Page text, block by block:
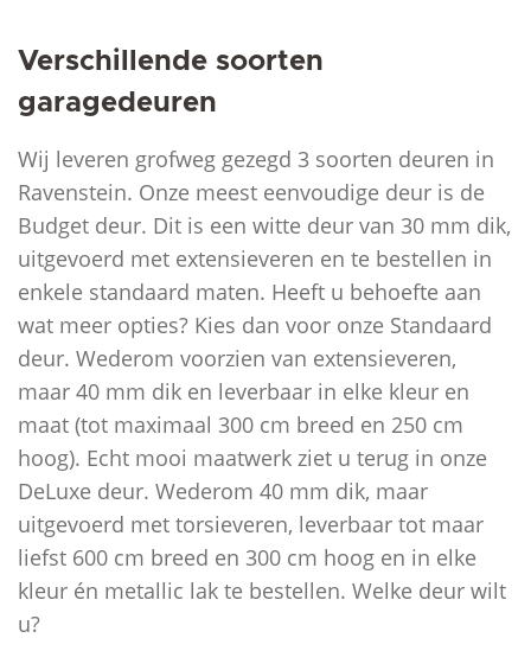
Verschillende soorten
garagedeuren
Wij leveren grofweg gezegd 3 soorten deuren in
Ravenstein. Onze meest eenvoudige deur is de
Budget deur. Dit is een witte deur van 30 mm dik,
uitgevoerd met extensieveren en te bestellen in
enkele standaard maten. Heeft u behoefte aan
wat meer opties? Kies dan voor onze Standaard
deur. Wederom voorzien van extensieveren,
maar 40 mm dik en leverbaar in elke kleur en
maat (tot maximaal 300 cm breed en 250 cm
hoog). Echt mooi maatwerk ziet u terug in onze
DeLuxe deur. Wederom 40 mm dik, maar
uitgevoerd met torsieveren, leverbaar tot maar
liefst 600 cm breed en 300 cm hoog en in elke
kleur én metallic lak te bestellen. Welke deur wilt
u?